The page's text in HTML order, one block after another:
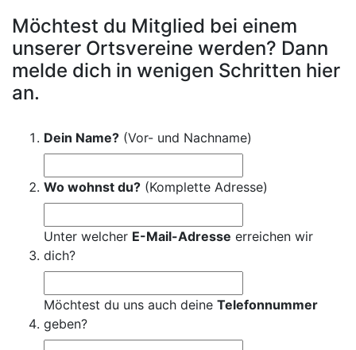
Möchtest du Mitglied bei einem
unserer Ortsvereine werden? Dann
melde dich in wenigen Schritten hier
an.
Dein Name? (Vor- und Nachname)
Wo wohnst du? (Komplette Adresse)
Unter welcher E-Mail-Adresse erreichen wir
dich?
Möchtest du uns auch deine Telefonnummer
geben?